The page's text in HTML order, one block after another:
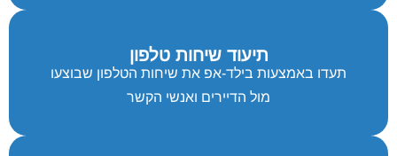
תיעוד שיחות טלפון
תעדו באמצעות בילד-אפ את שיחות הטלפון שבוצעו
מול הדיירים ואנשי הקשר